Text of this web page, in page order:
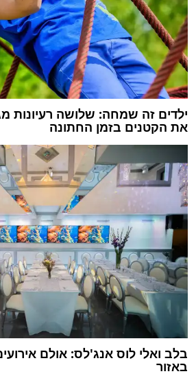
ילדים זה שמחה: שלושה רעיונות
את הקטנים בזמן החתונה
בלב ואלי לוס אנג'לס: אולם
באזור